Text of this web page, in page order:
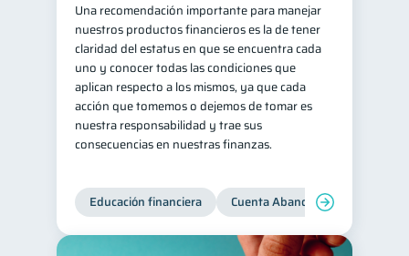
Una recomendación importante para manejar
nuestros productos financieros es la de tener
claridad del estatus en que se encuentra cada
uno y conocer todas las condiciones que
aplican respecto a los mismos, ya que cada
acción que tomemos o dejemos de tomar es
nuestra responsabilidad y trae sus
consecuencias en nuestras finanzas.
Educación financiera Cuenta Abandonada